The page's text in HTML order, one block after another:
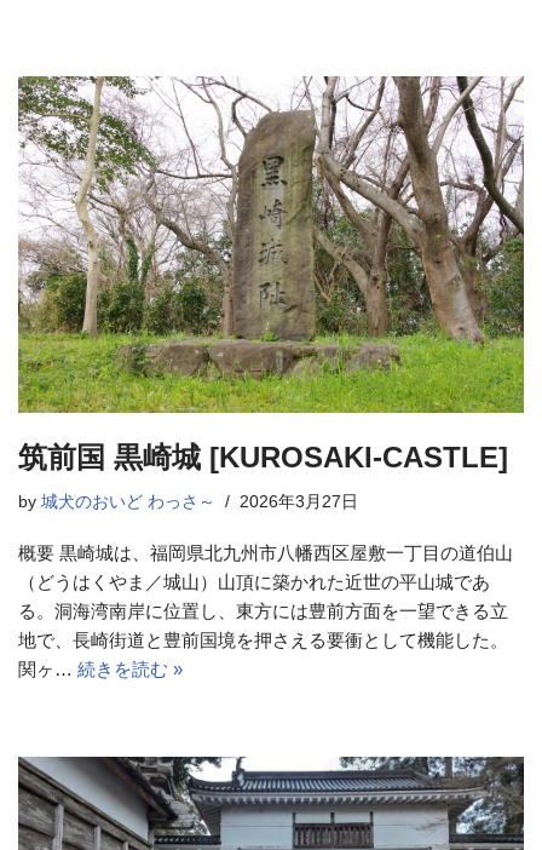
筑前国 黒崎城 [KUROSAKI-CASTLE]
by 城犬のおいど わっさ～ 2026年3月27日
概要 黒崎城は、福岡県北九州市八幡西区屋敷一丁目の道伯山
（どうはくやま／城山）山頂に築かれた近世の平山城であ
る。洞海湾南岸に位置し、東方には豊前方面を一望できる立
地で、長崎街道と豊前国境を押さえる要衝として機能した。
関ヶ… 続きを読む »